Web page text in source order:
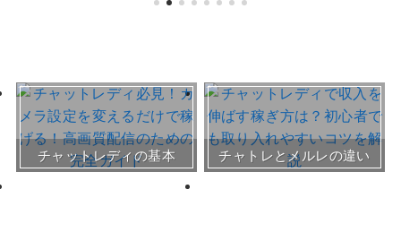
チャットレディの基本 チャトレとメルレの違い
おすすめチャトレ事務所＆
サイト
30～50代向けサイト